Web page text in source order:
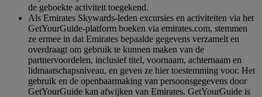
de geboekte activiteit toegekend.
Als Emirates Skywards-leden excursies en activiteiten via het
GetYourGuide-platform boeken via emirates.com, stemmen
ze ermee in dat Emirates bepaalde gegevens verzamelt en
overdraagt om gebruik te kunnen maken van de
partnervoordelen, inclusief titel, voornaam, achternaam en
lidmaatschapsniveau, en geven ze hier toestemming voor. Het
gebruik en de openbaarmaking van persoonsgegevens door
GetYourGuide kan afwijken van Emirates. GetYourGuide is